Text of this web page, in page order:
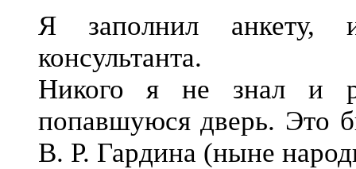
Я заполнил анкету,
консультанта.
Никого я не знал и
попавшуюся дверь. Это
В. Р. Гардина (ныне